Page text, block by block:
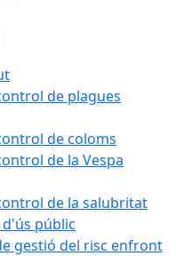
de plagues
de coloms
de la Vespa
de la salubritat
públic
gestió del risc enfront